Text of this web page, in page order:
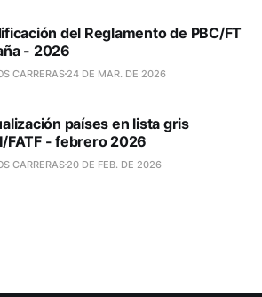
del Reglamento de PBC/FT
- 2026
CARRERAS 24 DE MAR. DE 2026
países en lista gris
FATF - febrero 2026
CARRERAS 20 DE FEB. DE 2026